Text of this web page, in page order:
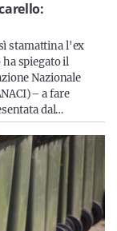
iscriviti alla
stamattina l'ex
spiegato il
Nazionale
a fare
dal…